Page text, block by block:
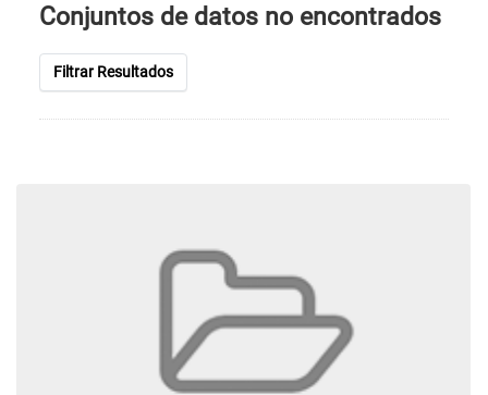
Conjuntos de datos no encontrados
Filtrar Resultados